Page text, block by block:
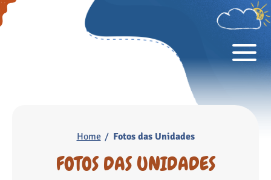
Home Fotos das Unidades
FOTOS DAS UNIDADES